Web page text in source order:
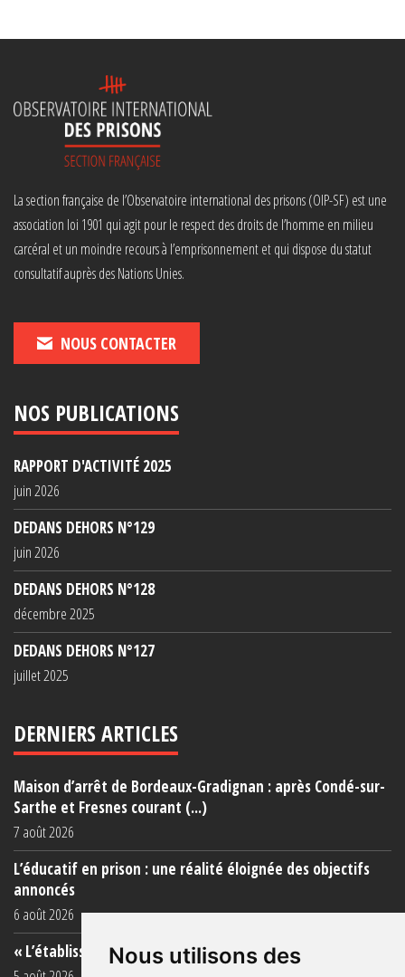
Nous utilisons des
La section française de l’Observatoire international des prisons (OIP-SF) est une
association loi 1901 qui agit pour le respect des droits de l’homme en milieu
carcéral et un moindre recours à l’emprisonnement et qui dispose du statut
consultatif auprès des Nations Unies.
NOUS CONTACTER
NOS PUBLICATIONS
RAPPORT D'ACTIVITÉ 2025
juin 2026
DEDANS DEHORS N°129
juin 2026
DEDANS DEHORS N°128
décembre 2025
DEDANS DEHORS N°127
juillet 2025
DERNIERS ARTICLES
Maison d’arrêt de Bordeaux-Gradignan : après Condé-sur-
Sarthe et Fresnes courant (...)
7 août 2026
L’éducatif en prison : une réalité éloignée des objectifs
annoncés
6 août 2026
« L’établissement est une porcherie totale »